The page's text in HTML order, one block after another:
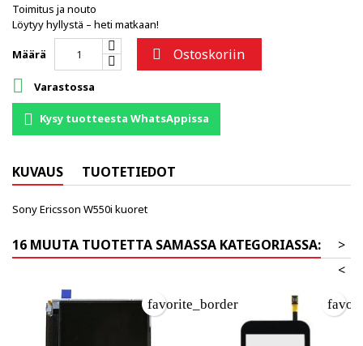
Toimitus ja nouto
Löytyy hyllystä – heti matkaan!
Määrä  Ostoskoriin
 Varastossa
Kysy tuotteesta WhatsAppissa
KUVAUS TUOTETIEDOT
Sony Ericsson W550i kuoret
16 MUUTA TUOTETTA SAMASSA KATEGORIASSA:
>
<
favorite_border